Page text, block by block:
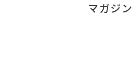
マガジン